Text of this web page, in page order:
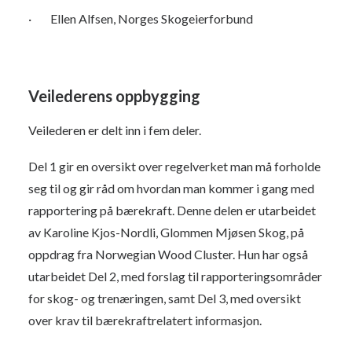
· Ellen Alfsen, Norges Skogeierforbund
Veilederens oppbygging
Veilederen er delt inn i fem deler.
Del 1 gir en oversikt over regelverket man må forholde
seg til og gir råd om hvordan man kommer i gang med
rapportering på bærekraft. Denne delen er utarbeidet
av Karoline Kjos-Nordli, Glommen Mjøsen Skog, på
oppdrag fra Norwegian Wood Cluster. Hun har også
utarbeidet Del 2, med forslag til rapporteringsområder
for skog- og trenæringen, samt Del 3, med oversikt
over krav til bærekraftrelatert informasjon.